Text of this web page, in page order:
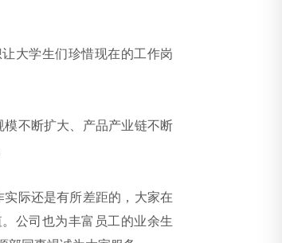
大学生们珍惜现在的工作岗
不断扩大、产品产业链不断
际还是有所差距的，大家在
公司也为丰富员工的业余生